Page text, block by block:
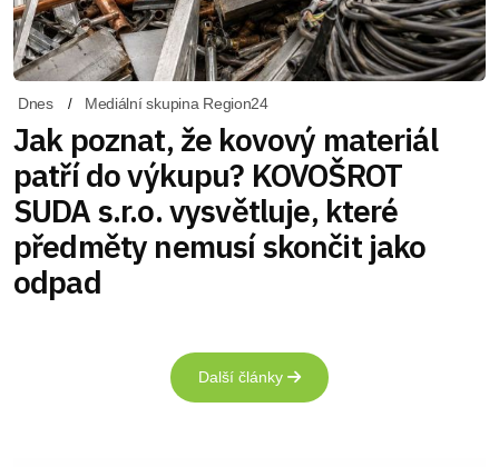
Dnes Mediální skupina Region24
Jak poznat, že kovový materiál
patří do výkupu? KOVOŠROT
SUDA s.r.o. vysvětluje, které
předměty nemusí skončit jako
odpad
Další články